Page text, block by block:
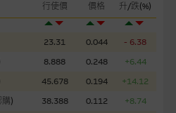
行使價 價格 升/跌(%)
23.31 0.044
- 6.38
8.888 0.248
+6.44
45.678 0.194
+14.12
購) 38.388 0.112 +8.74
作陳述，亦不保證任何所示的指示
業績並不保證將來表現。網站內容
靠之來源，且均以真誠提供，然
不保證網站內容在任何用途上均完
有關適用的的法律及/或法規所規